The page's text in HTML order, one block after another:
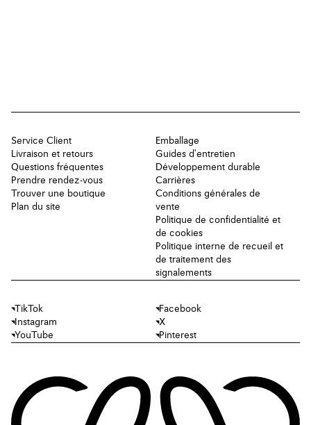
Service Client
Livraison et retours
Questions fréquentes
Prendre rendez-vous
Trouver une boutique
Plan du site
Emballage
Guides d'entretien
Développement durable
Carrières
Conditions générales de
vente
Politique de confidentialité et
de cookies
Politique interne de recueil et
de traitement des
signalements
TikTok
Facebook
Instagram
X
YouTube
Pinterest